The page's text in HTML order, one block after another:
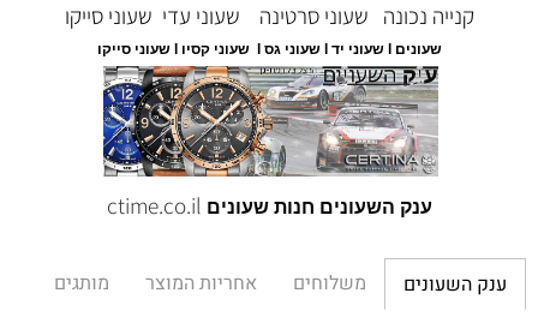
קנייה נכונה שעוני סרטינה שעוני עדי שעוני סייקו
שעונים l שעוני יד l שעוני גס l שעוני קסיו l שעוני סייקו
ענק השעונים חנות שעונים ctime.co.il
ענק השעונים משלוחים אחריות המוצר
מותגים